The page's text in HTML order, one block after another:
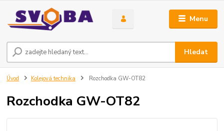
Menu
Hledat
Úvod Kolejová technika Rozchodka GW-OT82
Rozchodka GW-OT82